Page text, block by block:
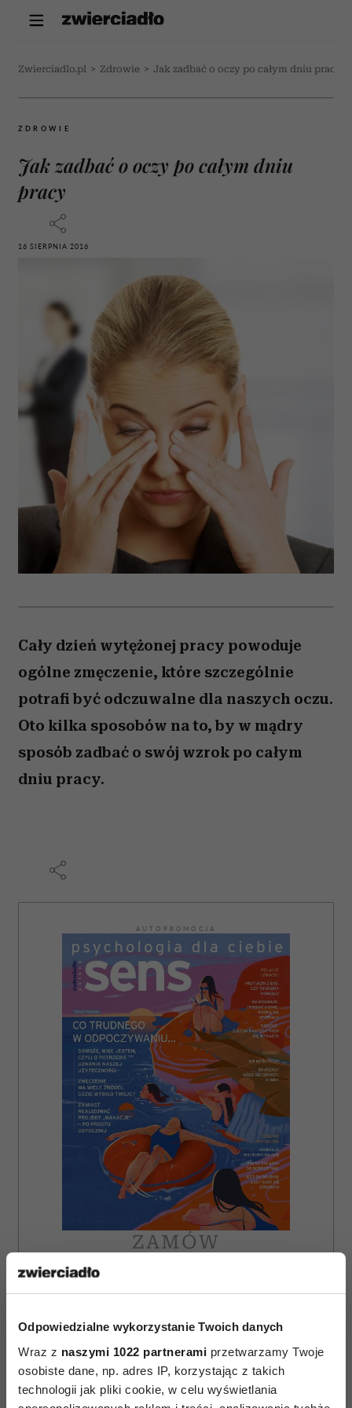
Odpowiedzialne wykorzystanie Twoich danych
Wraz z naszymi 1022 partnerami przetwarzamy Twoje
osobiste dane, np. adres IP, korzystając z takich
technologii jak pliki cookie, w celu wyświetlania
Zwierciadlo.pl > Zdrowie > Jak zadbać o oczy po całym dniu pracy
ZDROWIE
Jak zadbać o oczy po całym dniu
pracy
16 SIERPNIA 2016
Cały dzień wytężonej pracy powoduje
ogólne zmęczenie, które szczególnie
potrafi być odczuwalne dla naszych oczu.
Oto kilka sposobów na to, by w mądry
sposób zadbać o swój wzrok po całym
dniu pracy.
AUTOPROMOCJA
ZAMÓW